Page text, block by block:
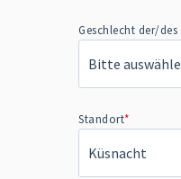
Geschlecht der/des
Standort*